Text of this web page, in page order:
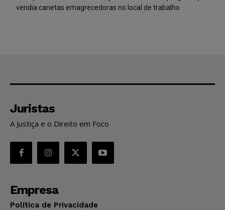
vendia canetas emagrecedoras no local de trabalho
Juristas
A Justiça e o Direito em Foco
Empresa
Política de Privacidade